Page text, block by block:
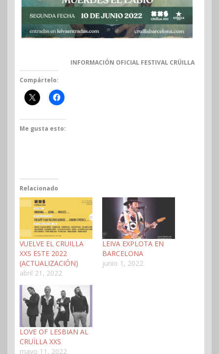
INFORMACIÓN OFICIAL FESTIVAL CRÜILLA
Compártelo:
Me gusta esto:
Relacionado
VUELVE EL CRUILLA
XXS ESTE 2022
(ACTUALIZACIÓN)
abril 21, 2022
LEIVA EXPLOTA EN
BARCELONA
junio 1, 2022
LOVE OF LESBIAN AL
CRUÏLLA XXS
mayo 11, 2022